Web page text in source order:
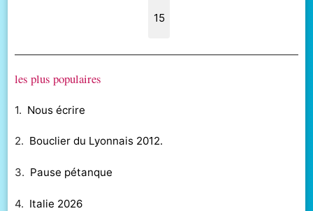
15
les plus populaires
1. Nous écrire
2. Bouclier du Lyonnais 2012.
3. Pause pétanque
4. Italie 2026